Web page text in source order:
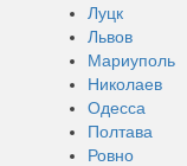
Луцк
Львов
Мариуполь
Николаев
Одесса
Полтава
Ровно